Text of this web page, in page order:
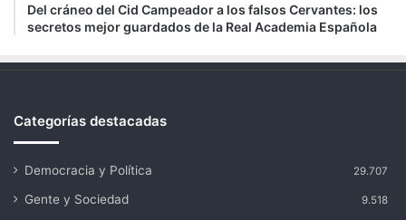
Del cráneo del Cid Campeador a los falsos Cervantes: los
secretos mejor guardados de la Real Academia Española
Categorías destacadas
Democracia y Política 29.707
Gente y Sociedad 9.518